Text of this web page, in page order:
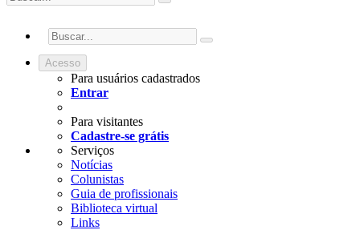
Acesso
Para usuários cadastrados
Entrar
Para visitantes
Cadastre-se grátis
Serviços
Notícias
Colunistas
Guia de profissionais
Biblioteca virtual
Links